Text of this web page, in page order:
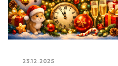
23.12.2025